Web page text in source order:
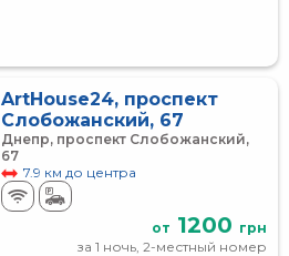
ArtHouse24, проспект
Слобожанский, 67
Днепр, проспект Слобожанский,
67
7.9 км до центра
от 1200 грн
за 1 ночь, 2-местный номер